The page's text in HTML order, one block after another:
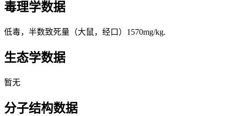
毒理学数据
低毒，半数致死量（大鼠，经口）1570mg/kg.
生态学数据
暂无
分子结构数据